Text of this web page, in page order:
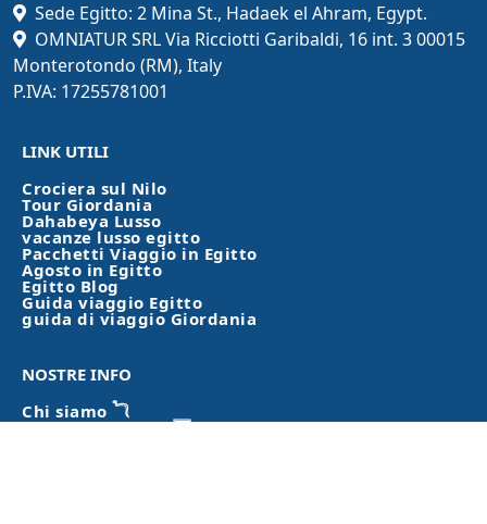
Sede Egitto: 2 Mina St., Hadaek el Ahram, Egypt.
OMNIATUR SRL Via Ricciotti Garibaldi, 16 int. 3 00015
Monterotondo (RM), Italy
P.IVA: 17255781001
LINK UTILI
Crociera sul Nilo
Tour Giordania
Dahabeya Lusso
vacanze lusso egitto
Pacchetti Viaggio in Egitto
Agosto in Egitto
Egitto Blog
Guida viaggio Egitto
guida di viaggio Giordania
NOSTRE INFO
Chi siamo 𓆓
Guida di Viaggio 𓉔